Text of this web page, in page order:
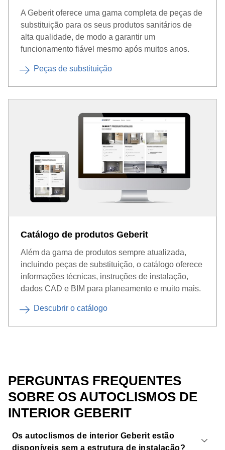
A Geberit oferece uma gama completa de peças de
substituição para os seus produtos sanitários de
alta qualidade, de modo a garantir um
funcionamento fiável mesmo após muitos anos.
Peças de substituição
Catálogo de produtos Geberit
Além da gama de produtos sempre atualizada,
incluindo peças de substituição, o catálogo oferece
informações técnicas, instruções de instalação,
dados CAD e BIM para planeamento e muito mais.
Descubrir o catálogo
PERGUNTAS FREQUENTES
SOBRE OS AUTOCLISMOS DE
INTERIOR GEBERIT
Os autoclismos de interior Geberit estão
disponíveis sem a estrutura de instalação?